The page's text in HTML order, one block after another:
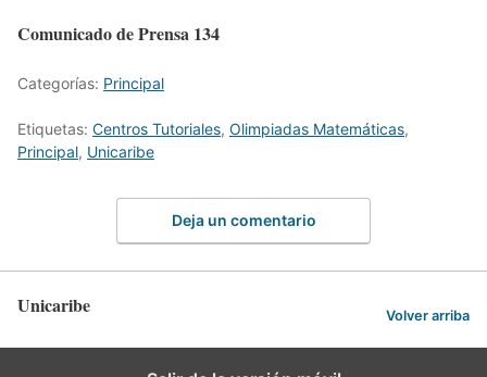
Comunicado de Prensa 134
Categorías: Principal
Etiquetas: Centros Tutoriales, Olimpiadas Matemáticas,
Principal, Unicaribe
Deja un comentario
Unicaribe Volver arriba